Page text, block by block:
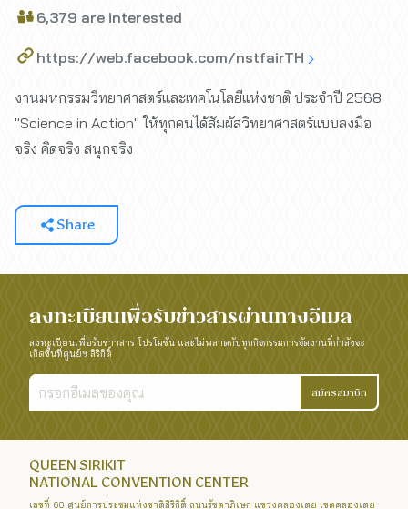
6,379 are interested
https://web.facebook.com/nstfairTH
งานมหกรรมวิทยาศาสตร์และเทคโนโลยีแห่งชาติ ประจำปี 2568
"Science in Action" ให้ทุกคนได้สัมผัสวิทยาศาสตร์แบบลงมือ
จริง คิดจริง สนุกจริง
Share
ลงทะเบียนเพื่อรับข่าวสารผ่านทางอีเมล
ลงทะเบียนเพื่อรับข่าวสาร โปรโมชั่น และไม่พลาดกับทุกกิจกรรมการจัดงานที่กำลังจะ
เกิดขึ้นที่ศูนย์ฯ สิริกิติ์
สมัครสมาชิก
QUEEN SIRIKIT
NATIONAL CONVENTION CENTER
เลขที่ 60 ศูนย์การประชุมแห่งชาติสิริกิติ์ ถนนรัชดาภิเษก แขวงคลองเตย เขตคลองเตย